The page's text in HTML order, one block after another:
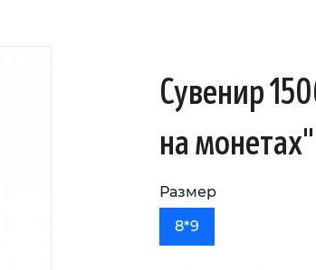
Сувенир
на монетах"
Размер
8*9